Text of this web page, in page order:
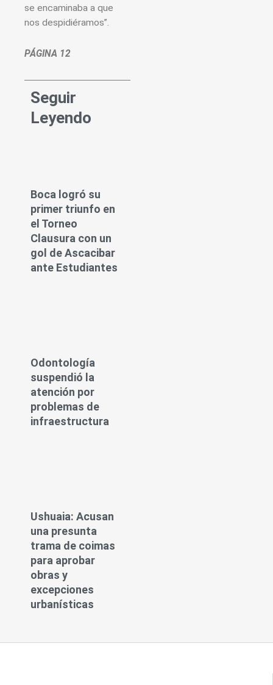
se encaminaba a que
nos despidiéramos”.
PÁGINA 12
Seguir
Leyendo
Boca logró su
primer triunfo en
el Torneo
Clausura con un
gol de Ascacibar
ante Estudiantes
Odontología
suspendió la
atención por
problemas de
infraestructura
Ushuaia: Acusan
una presunta
trama de coimas
para aprobar
obras y
excepciones
urbanísticas